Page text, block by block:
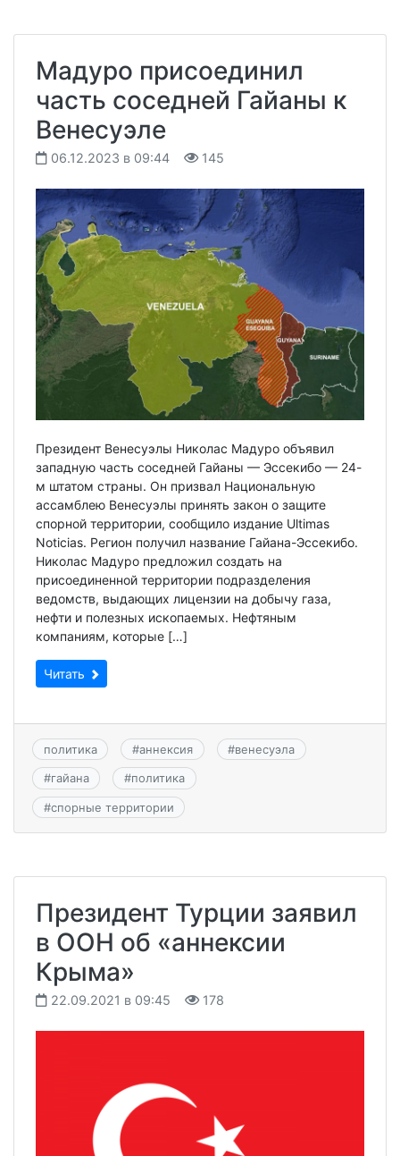
Мадуро присоединил
часть соседней Гайаны к
Венесуэле
06.12.2023 в 09:44 145
Президент Венесуэлы Николас Мадуро объявил
западную часть соседней Гайаны — Эссекибо — 24-
м штатом страны. Он призвал Национальную
ассамблею Венесуэлы принять закон о защите
спорной территории, сообщило издание Ultimas
Noticias. Регион получил название Гайана-Эссекибо.
Николас Мадуро предложил создать на
присоединенной территории подразделения
ведомств, выдающих лицензии на добычу газа,
нефти и полезных ископаемых. Нефтяным
компаниям, которые […]
Читать
политика #аннексия #венесуэла
#гайана #политика
#спорные территории
Президент Турции заявил
в ООН об «аннексии
Крыма»
22.09.2021 в 09:45 178